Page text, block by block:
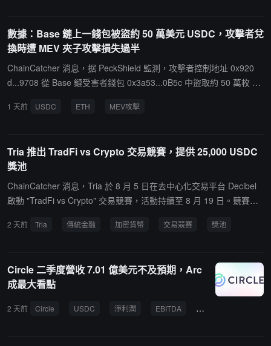
預期中。截至第二季度末，USDC 流通供應量為 733 億美元，較上
一季度下降 5%，但同比增長 19%。Bernstein 認為，Circle 正從單
純的加密交易基礎設施轉向支付、現實世界資產 (RWA) 代幣化及更
廣泛金融基礎設施領域，這將推動 USDC 進入下一階段增長。Circle
約 121% 的潛在上漲空間。
數據：Base 鏈上一錢包被盜約 50 萬美元 USDC，攻擊者兌
換時遭 MEV 夾子攻擊損失過半
ChainCatcher 消息，据 PeckShield 監測，攻擊者控制地址 0x920
d...9708 從 Base 鏈受害者錢包 0x3a53...0B5c 中盜取約 50 萬枚 US
置足夠的滑點保護，交易被 MEV 機器人夾擊套利，最終攻擊者僅獲
1 天前 USDC ETH MEV攻擊
Tria 推出 TradFi vs Crypto 交易競賽，提供 25,000 USDC
獎池
ChainCatcher 消息，Tria 於 8 月 5 日在去中心化交易平台 Decibel
啟動 "TradFi vs Crypto" 交易競賽，活動持續至 8 月 19 日。競賽設
各自擁有獨立排行榜與獎池，總獎池為 25,000 USDC。Crypto 賽道
賽者累計交易額達到 15,000 美元即可進入排行榜，兩個賽道可同時
參與，無需註冊，首筆交易即自動報名。單日交易額達 10,000 美元
的用戶可自動獲得當日 VIP 幸運抽獎資格，獎品為 VIP 等級升級或現
2 天前 Tria 傳統金融 加密貨幣 交易競賽 獎池
Circle 二季度營收 7.01 億美元不及預期，Arc
成最大看點
2 天前 Circle USDC 淨利潤 EBITDA Arc